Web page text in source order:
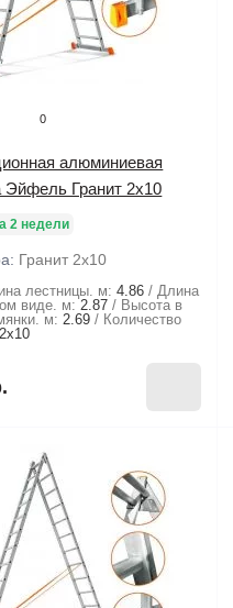
0
алюминиевая
Эйфель Гранит 2х10
2 недели
Гранит 2х10
лестницы. м: 4.86
Длина
виде. м: 2.87
Высота в
м: 2.69
Количество
2х10